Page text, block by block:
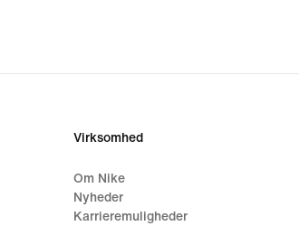
Virksomhed
Om Nike
Nyheder
Karrieremuligheder